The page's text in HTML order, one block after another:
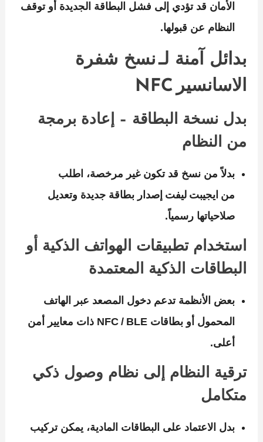
الأمان قد تؤدي إلى فشل البطاقة الجديدة أو توقف
النظام عن قبولها.
بدائل آمنة لـ نسخ شفرة
الاسانسير NFC
بدل نسخة البطاقة – إعادة برمجة
من النظام
بدلاً من نسخ قد تكون غير مرخصة، اطلب
من ايجيبت ليفت إصدار بطاقة جديدة وتعديل
صلاحياتها رسمياً.
استخدام تطبيقات الهواتف الذكية أو
البطاقات الذكية المعتمدة
بعض الأنظمة تدعم دخول المصعد عبر الهاتف
المحمول أو بطاقات NFC / BLE ذات معايير أمن
أعلى.
ترقية النظام إلى نظام وصول ذكي
متكامل
بدل الاعتماد على البطاقات المادية، يمكن تركيب